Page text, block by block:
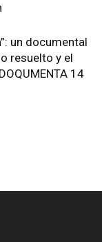
un documental
resuelto y el
14